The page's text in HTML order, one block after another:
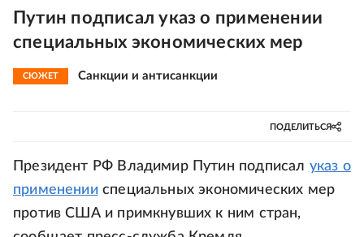
Путин подписал указ о применении
специальных экономических мер
СЮЖЕТ Санкции и антисанкции
ПОДЕЛИТЬСЯ
Президент РФ Владимир Путин подписал указ о
примененииспециальных экономических мер
против США и примкнувших к ним стран,